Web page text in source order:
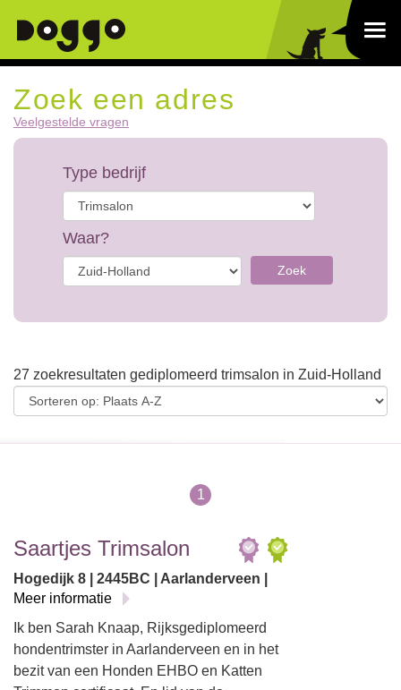
Zoek een adres
Veelgestelde vragen
Type bedrijf
Waar?
Zoek
27 zoekresultaten gediplomeerd trimsalon in Zuid-Holland
1
Saartjes Trimsalon
Hogedijk 8 | 2445BC | Aarlanderveen |
Meer informatie
Ik ben Sarah Knaap, Rijksgediplomeerd
hondentrimster in Aarlanderveen en in het
bezit van een Honden EHBO en Katten